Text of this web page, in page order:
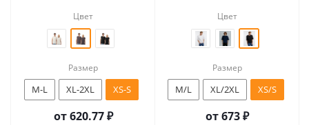
Цвет
Размер
M-L XL-2XL XS-S
от620.77 ₽
Цвет
Размер
M/L XL/2XL XS/S
от673 ₽